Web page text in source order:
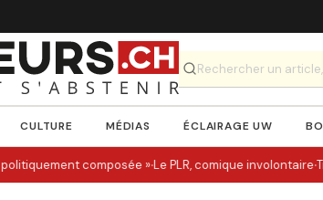
CULTURE MÉDIAS ÉCLAIRAGE UW
composée »·Le PLR, comique involontaire·